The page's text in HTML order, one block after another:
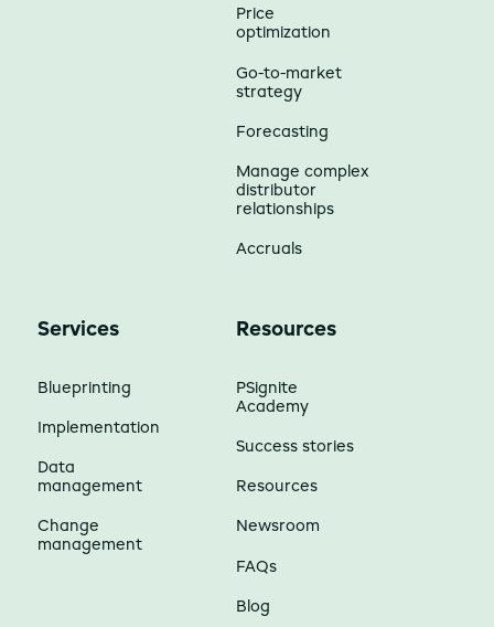
Price
optimization
Go-to-market
strategy
Forecasting
Manage complex
distributor
relationships
Accruals
Services
Blueprinting
Implementation
Data
management
Change
management
Resources
PSignite
Academy
Success stories
Resources
Newsroom
FAQs
Blog